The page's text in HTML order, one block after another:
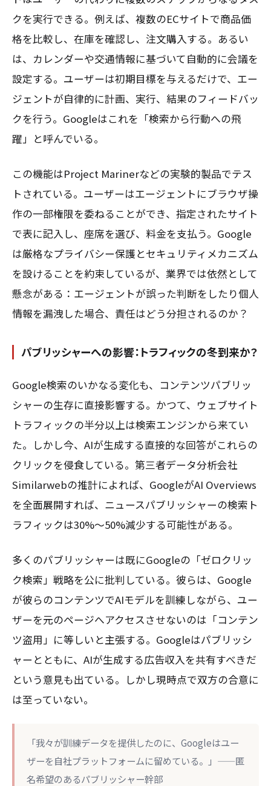
クを実行できる。例えば、複数のECサイトで商品価
格を比較し、在庫を確認し、注文購入する。あるい
は、カレンダーや交通情報に基づいて自動的に会議を
設定する。ユーザーは初期目標を与えるだけで、エー
ジェントが自律的に計画、実行、結果のフィードバッ
クを行う。Googleはこれを「検索から行動への飛
躍」と呼んでいる。
この機能はProject Marinerなどの実験的製品でテス
トされている。ユーザーはエージェントにブラウザ操
作の一部権限を委ねることができ、指定されたサイト
で表に記入し、座席を選び、料金を支払う。Google
は厳格なプライバシー保護とセキュリティメカニズム
を設けることを約束しているが、業界では依然として
懸念がある：エージェントが誤った判断をしたり個人
情報を漏洩した場合、責任はどう分担されるのか？
パブリッシャーへの影響：トラフィックの冬到来か？
Google検索のいかなる変化も、コンテンツパブリッ
シャーの生存に直接影響する。かつて、ウェブサイト
トラフィックの半分以上は検索エンジンから来てい
た。しかし今、AIが生成する直接的な回答がこれらの
クリックを侵食している。第三者データ分析会社
Similarwebの推計によれば、GoogleがAI Overviews
を全面展開すれば、ニュースパブリッシャーの検索ト
ラフィックは30%〜50%減少する可能性がある。
多くのパブリッシャーは既にGoogleの「ゼロクリッ
ク検索」戦略を公に批判している。彼らは、Google
が彼らのコンテンツでAIモデルを訓練しながら、ユー
ザーを元のページへアクセスさせないのは「コンテン
ツ盗用」に等しいと主張する。Googleはパブリッシ
ャーとともに、AIが生成する広告収入を共有すべきだ
という意見も出ている。しかし現時点で双方の合意に
は至っていない。
「我々が訓練データを提供したのに、Googleはユー
ザーを自社プラットフォームに留めている。」——匿
名希望のあるパブリッシャー幹部